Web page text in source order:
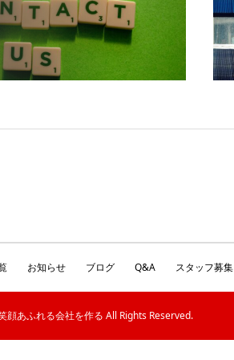
お知らせ ブログ Q&A スタッフ募集
あふれる会社を作る All Rights Reserved.